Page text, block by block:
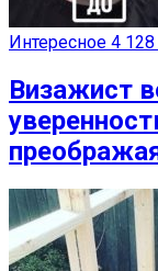
Интересное 4
Визажист